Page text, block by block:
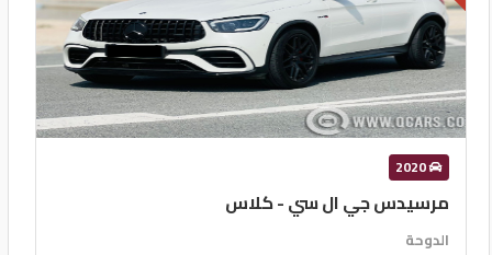
2020
مرسيدس جي ال سي - كلاس
الدوحة